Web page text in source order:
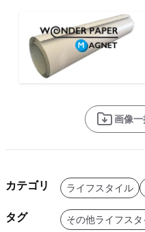
画像一
カテゴリ ライフスタイル
タグ その他ライフス